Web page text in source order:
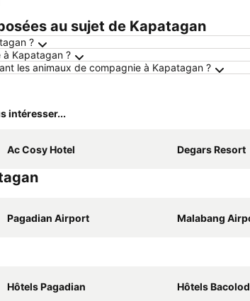
au sujet de Kapatagan
?
à Kapatagan ?
les animaux de compagnie à Kapatagan ?
intéresser...
Ac Cosy Hotel Degars Resort
Pagadian Airport Malabang
Hôtels Pagadian Hôtels Bacolod